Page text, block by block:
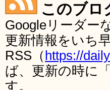
このブロ
Googleリーダー
更新情報をいち
RSS（ https://
ば、更新の時に
す。